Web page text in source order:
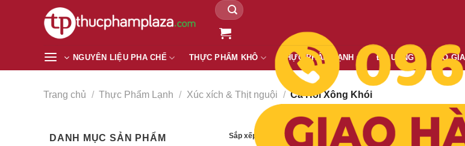
Tìm
kiếm:
NGUYÊN LIỆU PHA CHẾ THỰC PHẨM KHÔ THỰC PHẨM LẠNH ĐỒ UỐNG ĐỒ
Trang chủ / Thực Phẩm Lạnh / Xúc xích & Thịt nguội / Cá Hồi Xông Khói
DANH MỤC SẢN PHẨM Sắp xếp theo: Giá giảm dần Giá tăng dần Mới nhất